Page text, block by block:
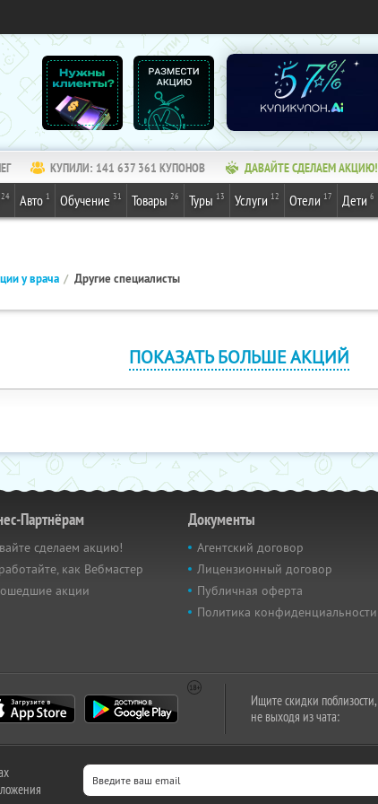
КУПИЛИ: 141 637 361 КУПОНОВ ДАВАЙТЕ СДЕЛАЕМ АКЦИЮ!
24 Авто 1 Обучение 31 Товары 26 Туры 13 Услуги 12 Отели 17 Дети 6
у врача Другие специалисты
ПОКАЗАТЬ БОЛЬШЕ АКЦИЙ
Партнёрам
сделаем акцию!
как Вебмастер
акции
Документы
Агентский договор
Лицензионный договор
Публичная оферта
Политика конфиденциальности
Ищите скидки поблизости,
не выходя из чата: